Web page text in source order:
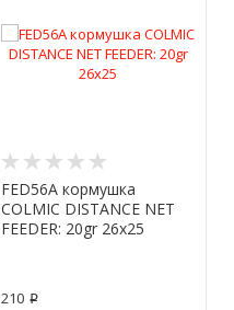
FED56A кормушка
COLMIC DISTANCE NET
FEEDER: 20gr 26x25
210 p